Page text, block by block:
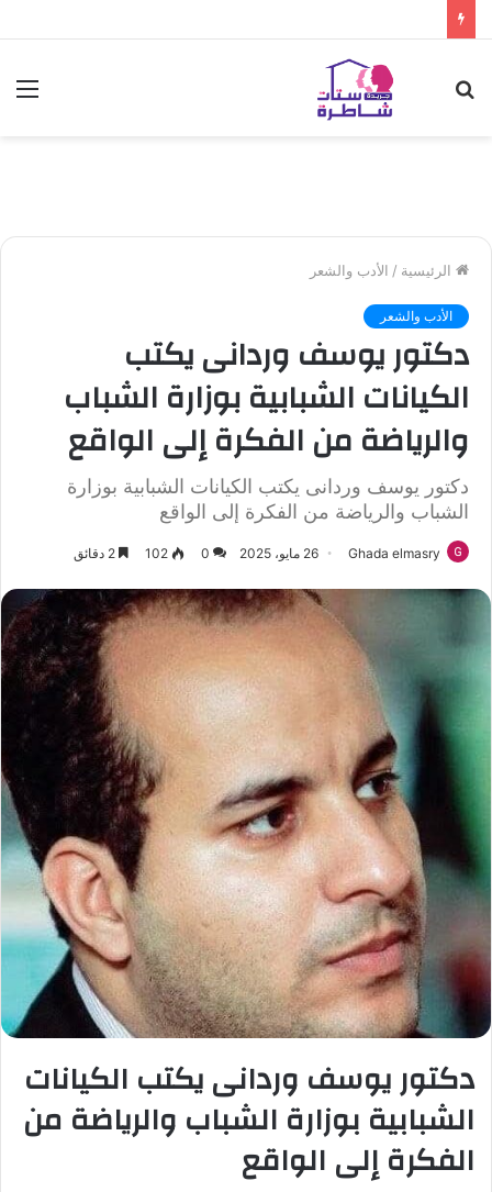
الرئيسية / الأدب والشعر
الأدب والشعر
دكتور يوسف وردانى يكتب
الكيانات الشبابية بوزارة الشباب
والرياضة من الفكرة إلى الواقع
دكتور يوسف وردانى يكتب الكيانات الشبابية بوزارة
الشباب والرياضة من الفكرة إلى الواقع
Ghada elmasry 26 مايو، 2025 0
102
دكتور يوسف وردانى يكتب الكيانات
الشبابية بوزارة الشباب والرياضة من
الفكرة إلى الواقع